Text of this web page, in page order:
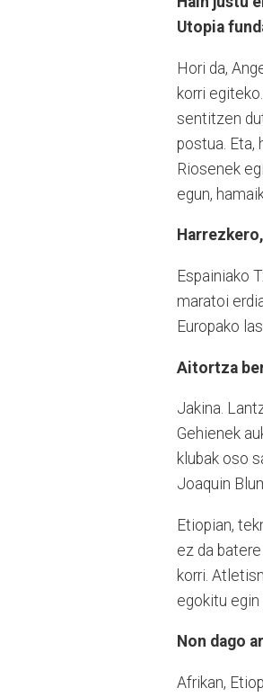
Utopia
Hori da,
korri
sentitzen
postua. Eta,
Riosenek
egun,
Espainiako
maratoi
Europako
Aitortza
Jakina.
Gehienek
klubak oso
Joaquin
Etiopian,
ez da
korri.
egokitu egin
Non dago
Afrikan,